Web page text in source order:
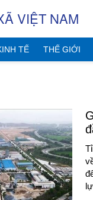
VIỆT NAM
TẾ THẾ GIỚI